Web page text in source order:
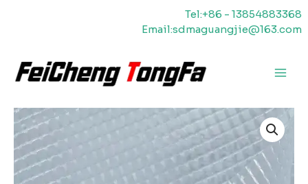
Tel:+86 - 13854883368
Email:sdmaguangjie@163.com